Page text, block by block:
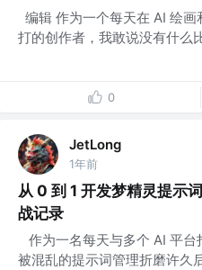
编辑 作为一个每天在 AI 绘
打的创作者，我敢说没有什么
0
JetLong
1年前
从 0 到 1 开发梦精灵提示
战记录
作为一名每天与多个 AI 平台
被混乱的提示词管理折磨许久